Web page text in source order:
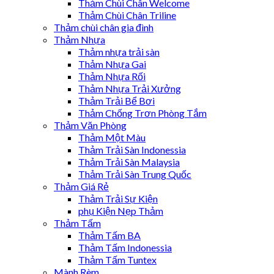
Thảm Chùi Chân Welcome
Thảm Chùi Chân Triline
Thảm chùi chân gia đình
Thảm Nhựa
Thảm nhựa trải sàn
Thảm Nhựa Gai
Thảm Nhựa Rối
Thảm Nhựa Trải Xưởng
Thảm Trải Bể Bơi
Thảm Chống Trơn Phòng Tắm
Thảm Văn Phòng
Thảm Một Màu
Thảm Trải Sàn Indonessia
Thảm Trải Sàn Malaysia
Thảm Trải Sàn Trung Quốc
Thảm Giá Rẻ
Thảm Trải Sự Kiện
phụ Kiện Nẹp Thảm
Thảm Tấm
Thảm Tấm BA
Thảm Tấm Indonessia
Thảm Tấm Tuntex